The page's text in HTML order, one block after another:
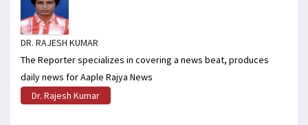
DR. RAJESH KUMAR
The Reporter specializes in covering a news beat, produces
daily news for Aaple Rajya News
Dr. Rajesh Kumar